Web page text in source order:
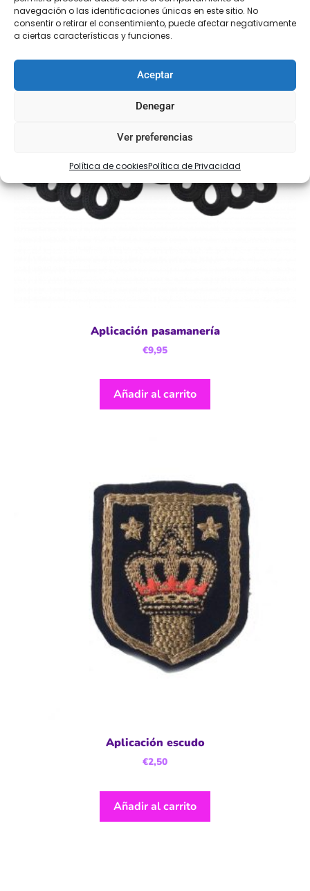
navegación o las identificaciones únicas en este sitio. No
consentir o retirar el consentimiento, puede afectar negativamente
a ciertas características y funciones.
Aceptar
Denegar
Ver preferencias
Política de cookiesPolítica de Privacidad
Aplicación pasamanería
€9,95
Añadir al carrito
Aplicación escudo
€2,50
Añadir al carrito